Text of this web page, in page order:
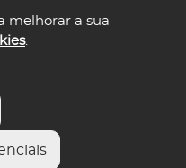
melhorar a sua
.